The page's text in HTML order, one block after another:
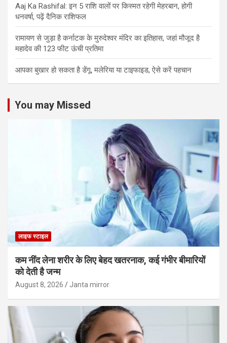
Aaj Ka Rashifal: इन 5 राशि वालों पर किस्मत रहेगी मेहरबान, होगी
धनवर्षा, पढ़ें दैनिक राशिफल
रामायण से जुड़ा है कर्नाटक के मुरुदेश्वर मंदिर का इतिहास, जहां मौजूद है
महादेव की 123 फीट ऊंची प्रतिमा
आपका बुखार हो सकता है डेंगू, मलेरिया या टाइफाइड, ऐसे करें पहचान
You may Missed
लाइफ स्टाइल
कम नींद लेना शरीर के लिए बेहद खतरनाक, कई गंभीर बीमारियों
को देती है जन्म
August 8, 2026 Janta mirror